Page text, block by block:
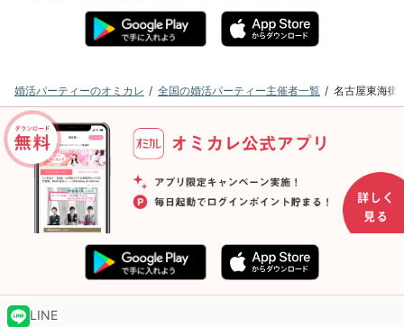
婚活パーティーのオミカレ 全国の婚活パーティー主催者一覧 名古屋東海街
LINE